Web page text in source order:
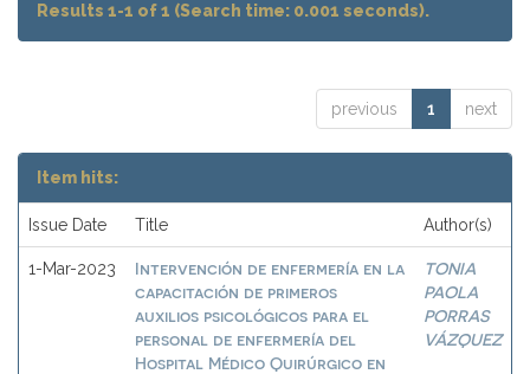
Results 1-1 of 1 (Search time: 0.001 seconds).
previous 1 next
Item hits:
Issue Date Title Author(s)
1-Mar-2023
Intervención de enfermería en la
capacitación de primeros
auxilios psicológicos para el
personal de enfermería del
Hospital Médico Quirúrgico en
TONIA
PAOLA
PORRAS
VÁZQUEZ